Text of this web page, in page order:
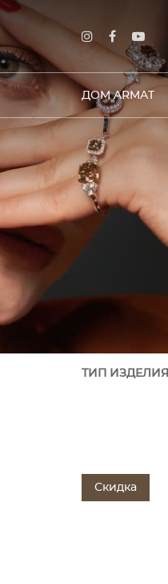
ДОМ ARMAT
ТИП ИЗДЕЛИЯ
Скидка